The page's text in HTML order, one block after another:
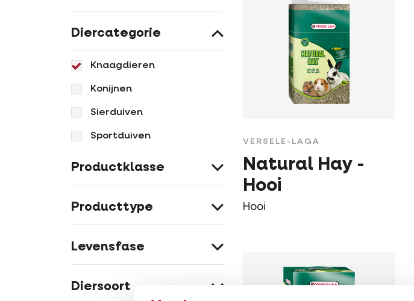
Diercategorie
Knaagdieren
Konijnen
Sierduiven
Sportduiven
Productklasse
Producttype
Levensfase
Diersoort
VERSELE-LAGA
Natural Hay -
Hooi
Hooi